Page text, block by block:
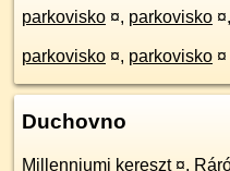
parkovisko ¤, parkovisko ¤,
parkovisko ¤, parkovisko ¤
Duchovno
Millenniumi kereszt ¤,